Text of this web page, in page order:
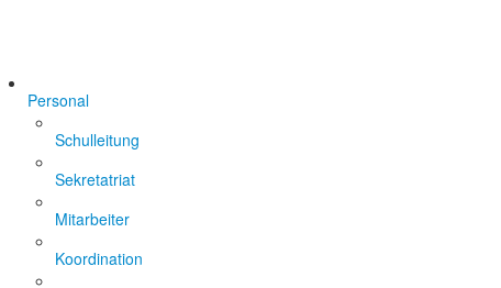
Personal
Schulleitung
Sekretatriat
Mitarbeiter
Koordination